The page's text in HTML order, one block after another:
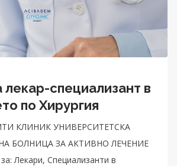
лекар-специализант в
по Хирургия
КЛИНИК УНИВЕРСИТЕТСКА
БОЛНИЦА ЗА АКТИВНО ЛЕЧЕНИЕ
Лекари, Специализанти в